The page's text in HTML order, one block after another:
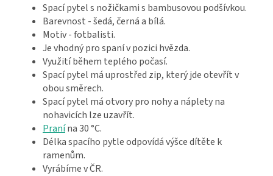
Spací pytel s nožičkami s bambusovou podšívkou.
Barevnost - šedá, černá a bílá.
Motiv - fotbalisti.
Je vhodný pro spaní v pozici hvězda.
Využití během teplého počasí.
Spací pytel má uprostřed zip, který jde otevřít v
obou směrech.
Spací pytel má otvory pro nohy a náplety na
nohavicích lze uzavřít.
Pranína 30 °C.
Délka spacího pytle odpovídá výšce dítěte k
ramenům.
Vyrábíme v ČR.